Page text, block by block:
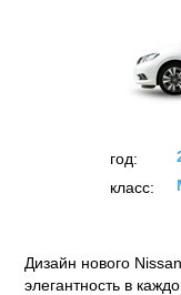
год:
класс:
Дизайн нового
элегантность в